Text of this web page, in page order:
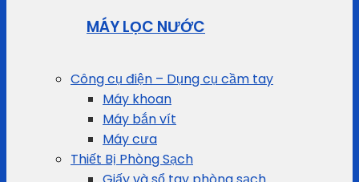
MÁY LỌC NƯỚC
Công cụ điện – Dụng cụ cầm tay
Máy khoan
Máy bắn vít
Máy cưa
Thiết Bị Phòng Sạch